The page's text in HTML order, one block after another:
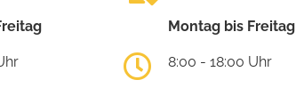
Montag bis Freitag
8:00 - 18:00 Uhr